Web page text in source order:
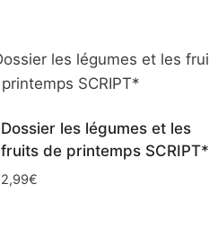
Dossier les légumes et les
fruits de printemps SCRIPT*
2,99€